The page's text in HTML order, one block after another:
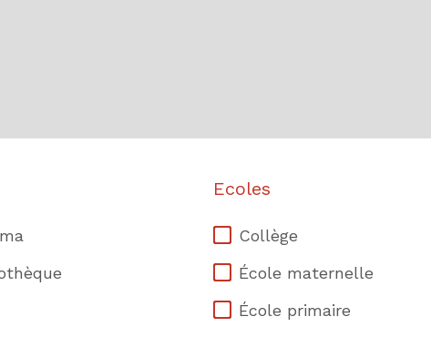
Ecoles
Collège
École maternelle
École primaire